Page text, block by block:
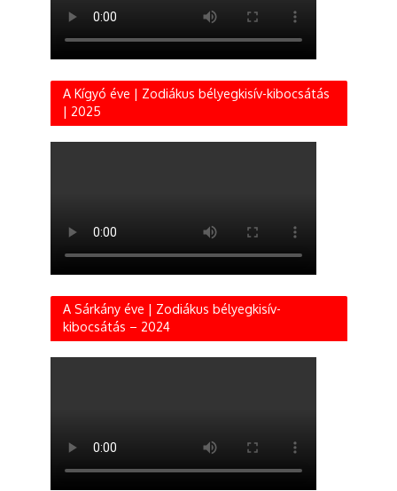
A Kígyó éve | Zodiákus bélyegkisív-kibocsátás
| 2025
A Sárkány éve | Zodiákus bélyegkisív-
kibocsátás – 2024